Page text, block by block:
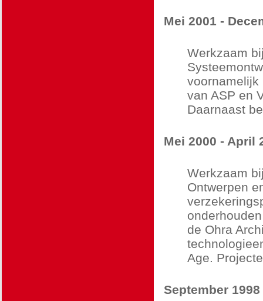
Mei 2001 -
Werkzaam
voornamelijk
van ASP en
Daarnaast
Mei 2000 - April
Werkzaam
Ontwerpen
de Ohra
Age.
September